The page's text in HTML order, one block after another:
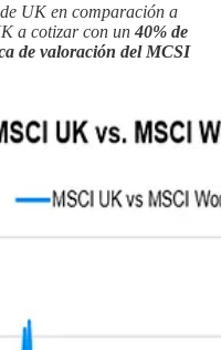
UK en comparación a
a cotizar con un 40% de
de valoración del MCSI